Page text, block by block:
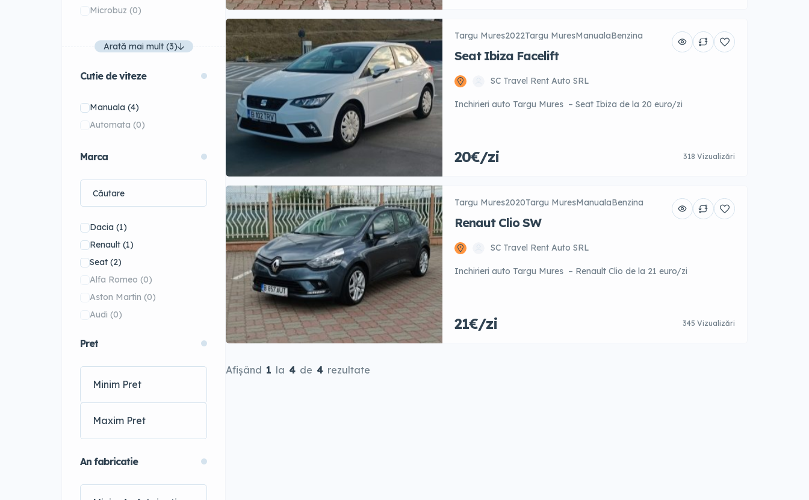
Microbuz (0)
Arată mai mult (3)
Cutie de viteze
Manuala (4)
Automata (0)
Marca
Dacia (1)
Renault (1)
Seat (2)
Alfa Romeo (0)
Aston Martin (0)
Audi (0)
BMW
Bugatti(0)
Chevrolet(0)
Citroen(0)
Dodge(0)
Ferrari(0)
Pret
An fabricatie
Targu Mures2022Targu MuresManualaBenzina
Seat Ibiza Facelift
SC Travel Rent Auto SRL
Inchirieri auto Targu Mures – Seat Ibiza de la 20 euro/zi
20€/zi 318 Vizualizări
Targu Mures2020Targu MuresManualaBenzina
Renaut Clio SW
SC Travel Rent Auto SRL
Inchirieri auto Targu Mures – Renault Clio de la 21 euro/zi
21€/zi 345 Vizualizări
Afișând 1 la 4 de 4 rezultate